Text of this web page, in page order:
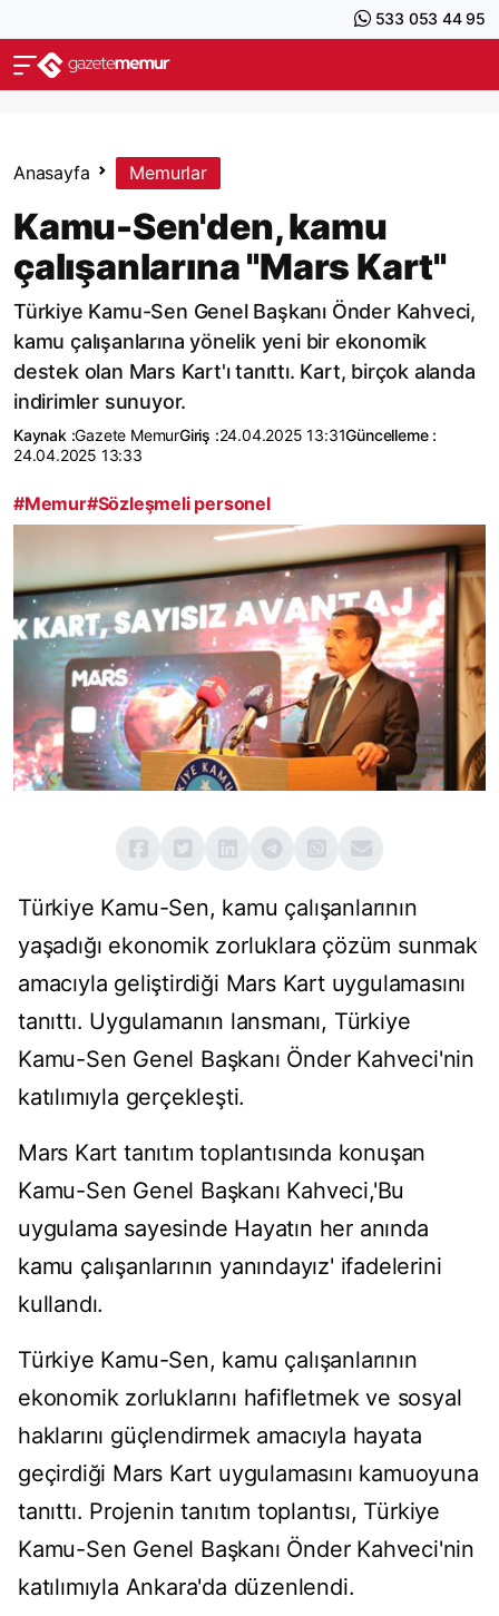
533 053 44 95
Anasayfa Memurlar
Kamu-Sen'den, kamu
çalışanlarına "Mars Kart"
Türkiye Kamu-Sen Genel Başkanı Önder Kahveci,
kamu çalışanlarına yönelik yeni bir ekonomik
destek olan Mars Kart'ı tanıttı. Kart, birçok alanda
indirimler sunuyor.
Kaynak :Gazete MemurGiriş :24.04.2025 13:31Güncelleme :
24.04.2025 13:33
#Memur#Sözleşmeli personel
Türkiye Kamu-Sen, kamu çalışanlarının
yaşadığı ekonomik zorluklara çözüm sunmak
amacıyla geliştirdiği Mars Kart uygulamasını
tanıttı. Uygulamanın lansmanı, Türkiye
Kamu-Sen Genel Başkanı Önder Kahveci'nin
katılımıyla gerçekleşti.
Mars Kart tanıtım toplantısında konuşan
Kamu-Sen Genel Başkanı Kahveci,'Bu
uygulama sayesinde Hayatın her anında
kamu çalışanlarının yanındayız' ifadelerini
kullandı.
Türkiye Kamu-Sen, kamu çalışanlarının
ekonomik zorluklarını hafifletmek ve sosyal
haklarını güçlendirmek amacıyla hayata
geçirdiği Mars Kart uygulamasını kamuoyuna
tanıttı. Projenin tanıtım toplantısı, Türkiye
Kamu-Sen Genel Başkanı Önder Kahveci'nin
katılımıyla Ankara'da düzenlendi.